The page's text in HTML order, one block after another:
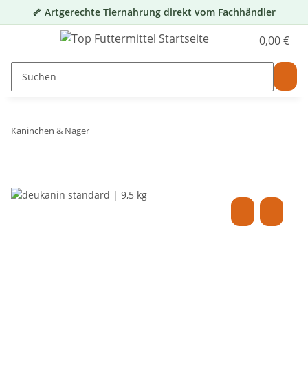
🦴 Artgerechte Tiernahrung direkt vom Fachhändler
0,00 €
Kaninchen & Nager